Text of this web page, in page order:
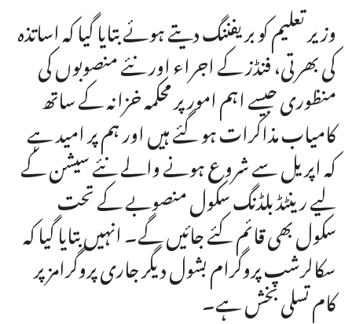
وزیر تعلیم کو بریفننگ دیتے ہوئے بتایا گیا کہ اساتذہ
کی بھرتی، فنڈز کے اجراء اور نئے منصوبوں کی
منظوری جیسے اہم امور پر محکمہ خزانہ کے ساتھ
کامیاب مذاکرات ہو گئے ہیں اور ہم پر امید ہے
کہ اپریل سے شروع ہونے والے نئے سیشن کے
لیے رینٹڈ بلڈنگ سکول منصوبے کے تحت
سکول بھی قائم کئے جائیں گے۔ انہیں بتایا گیا کہ
سکالرشپ پروگرام بشول دیگر جاری پروگرامز پر
کام تسلی بخش ہے۔